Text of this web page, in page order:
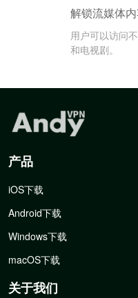
解锁流媒体
用户可以访问
和电视剧。
产品
iOS下载
Android下载
Windows下载
macOS下载
关于我们